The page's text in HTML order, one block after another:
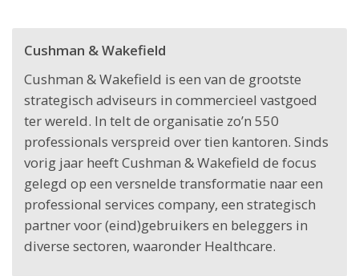
Cushman & Wakefield
Cushman & Wakefield is een van de grootste
strategisch adviseurs in commercieel vastgoed
ter wereld. In telt de organisatie zo’n 550
professionals verspreid over tien kantoren. Sinds
vorig jaar heeft Cushman & Wakefield de focus
gelegd op een versnelde transformatie naar een
professional services company, een strategisch
partner voor (eind)gebruikers en beleggers in
diverse sectoren, waaronder Healthcare.